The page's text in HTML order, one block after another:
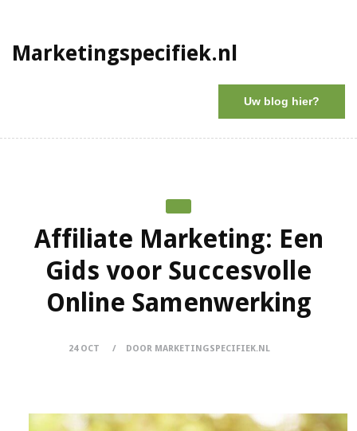
Marketingspecifiek.nl
Uw blog hier?
Affiliate Marketing: Een
Gids voor Succesvolle
Online Samenwerking
24 OCT DOOR MARKETINGSPECIFIEK.NL